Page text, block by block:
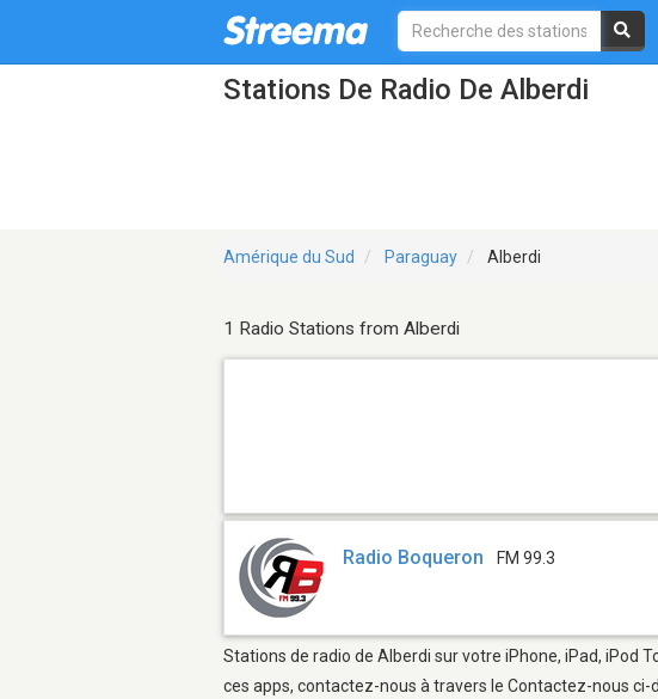
Stations De Radio De Alberdi
Amérique du Sud Paraguay Alberdi
1 Radio Stations from Alberdi
Radio Boqueron FM 99.3
Stations de radio de Alberdi sur votre iPhone, iPad, iPod
ces apps, contactez-nous à travers le Contactez-nous